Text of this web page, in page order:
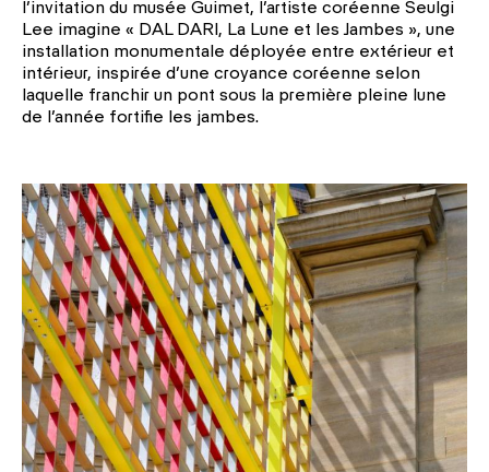
l’invitation du musée Guimet, l’artiste coréenne Seulgi
Lee imagine « DAL DARI, La Lune et les Jambes », une
installation monumentale déployée entre extérieur et
intérieur, inspirée d’une croyance coréenne selon
laquelle franchir un pont sous la première pleine lune
de l’année fortifie les jambes.